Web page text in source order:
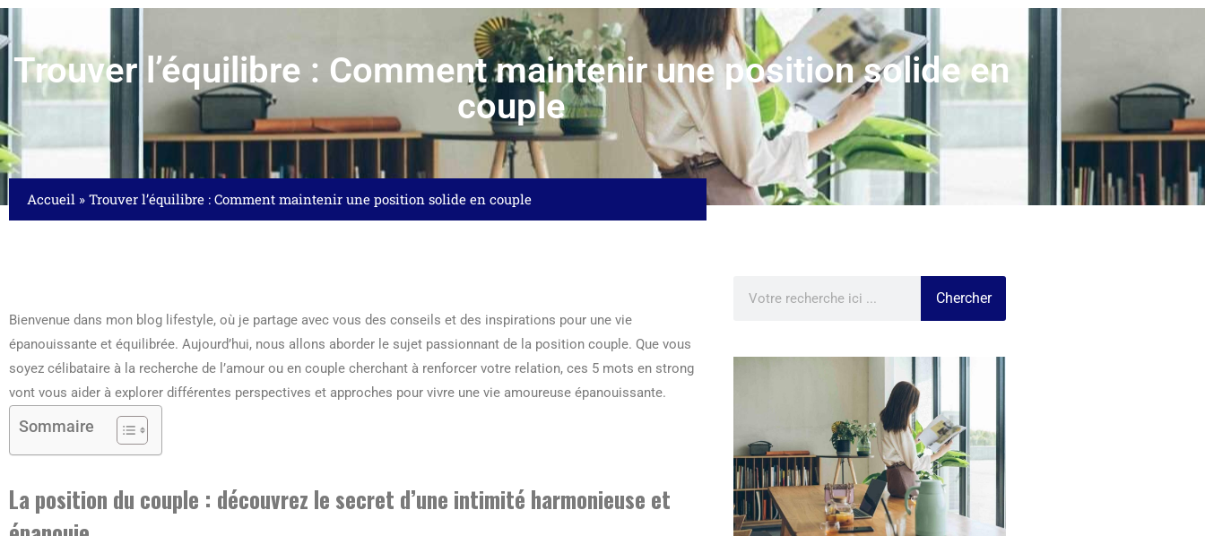
Trouver l’équilibre : Comment maintenir une position solide en
couple
Accueil » Trouver l’équilibre : Comment maintenir une position solide en couple
Bienvenue dans mon blog lifestyle, où je partage avec vous des conseils et des inspirations pour une vie
épanouissante et équilibrée. Aujourd’hui, nous allons aborder le sujet passionnant de la position couple. Que vous
soyez célibataire à la recherche de l’amour ou en couple cherchant à renforcer votre relation, ces 5 mots en strong
vont vous aider à explorer différentes perspectives et approches pour vivre une vie amoureuse épanouissante.
Sommaire
La position du couple : découvrez le secret d’une intimité harmonieuse et
Chercher